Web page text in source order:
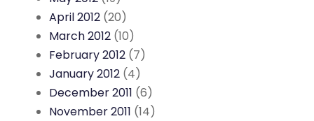
April 2012 (20)
March 2012 (10)
February 2012 (7)
January 2012 (4)
December 2011 (6)
November 2011 (14)